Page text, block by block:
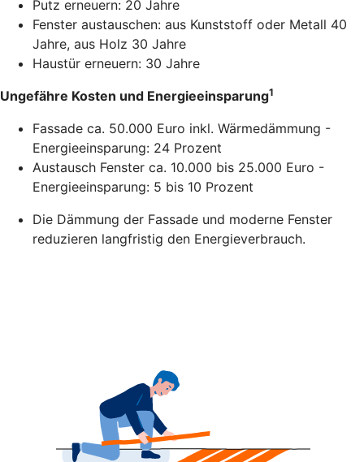
Putz erneuern: 20 Jahre
Fenster austauschen: aus Kunststoff oder Metall 40
Jahre, aus Holz 30 Jahre
Haustür erneuern: 30 Jahre
Ungefähre Kosten und Energieeinsparung1
Fassade ca. 50.000 Euro inkl. Wärmedämmung -
Energieeinsparung: 24 Prozent
Austausch Fenster ca. 10.000 bis 25.000 Euro -
Energieeinsparung: 5 bis 10 Prozent
Die Dämmung der Fassade und moderne Fenster
reduzieren langfristig den Energieverbrauch.